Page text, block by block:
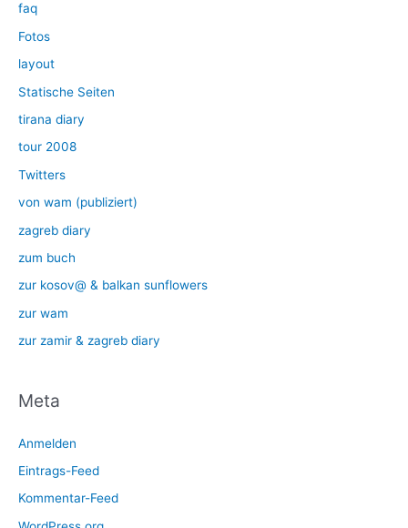
faq
Fotos
layout
Statische Seiten
tirana diary
tour 2008
Twitters
von wam (publiziert)
zagreb diary
zum buch
zur kosov@ & balkan sunflowers
zur wam
zur zamir & zagreb diary
Meta
Anmelden
Eintrags-Feed
Kommentar-Feed